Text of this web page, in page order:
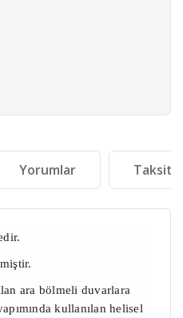
Yorumlar Taksit
ara bölmeli duvarlara
kullanılan helisel